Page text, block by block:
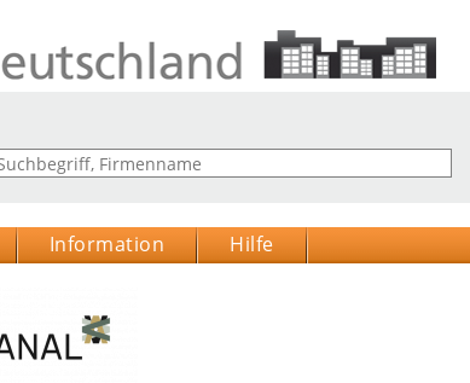
Information Hilfe